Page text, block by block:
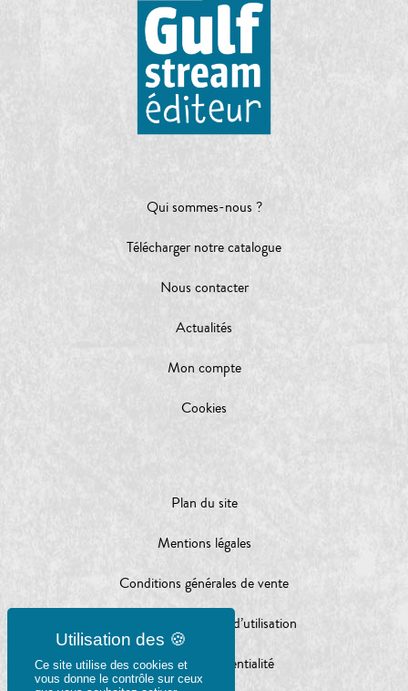
Qui sommes-nous ?
Télécharger notre catalogue
Nous contacter
Actualités
Mon compte
Cookies
Plan du site
Mentions légales
Conditions générales de vente
Conditions générales d’utilisation
Charte de confidentialité
Ce site utilise des cookies et
vous donne le contrôle sur ceux